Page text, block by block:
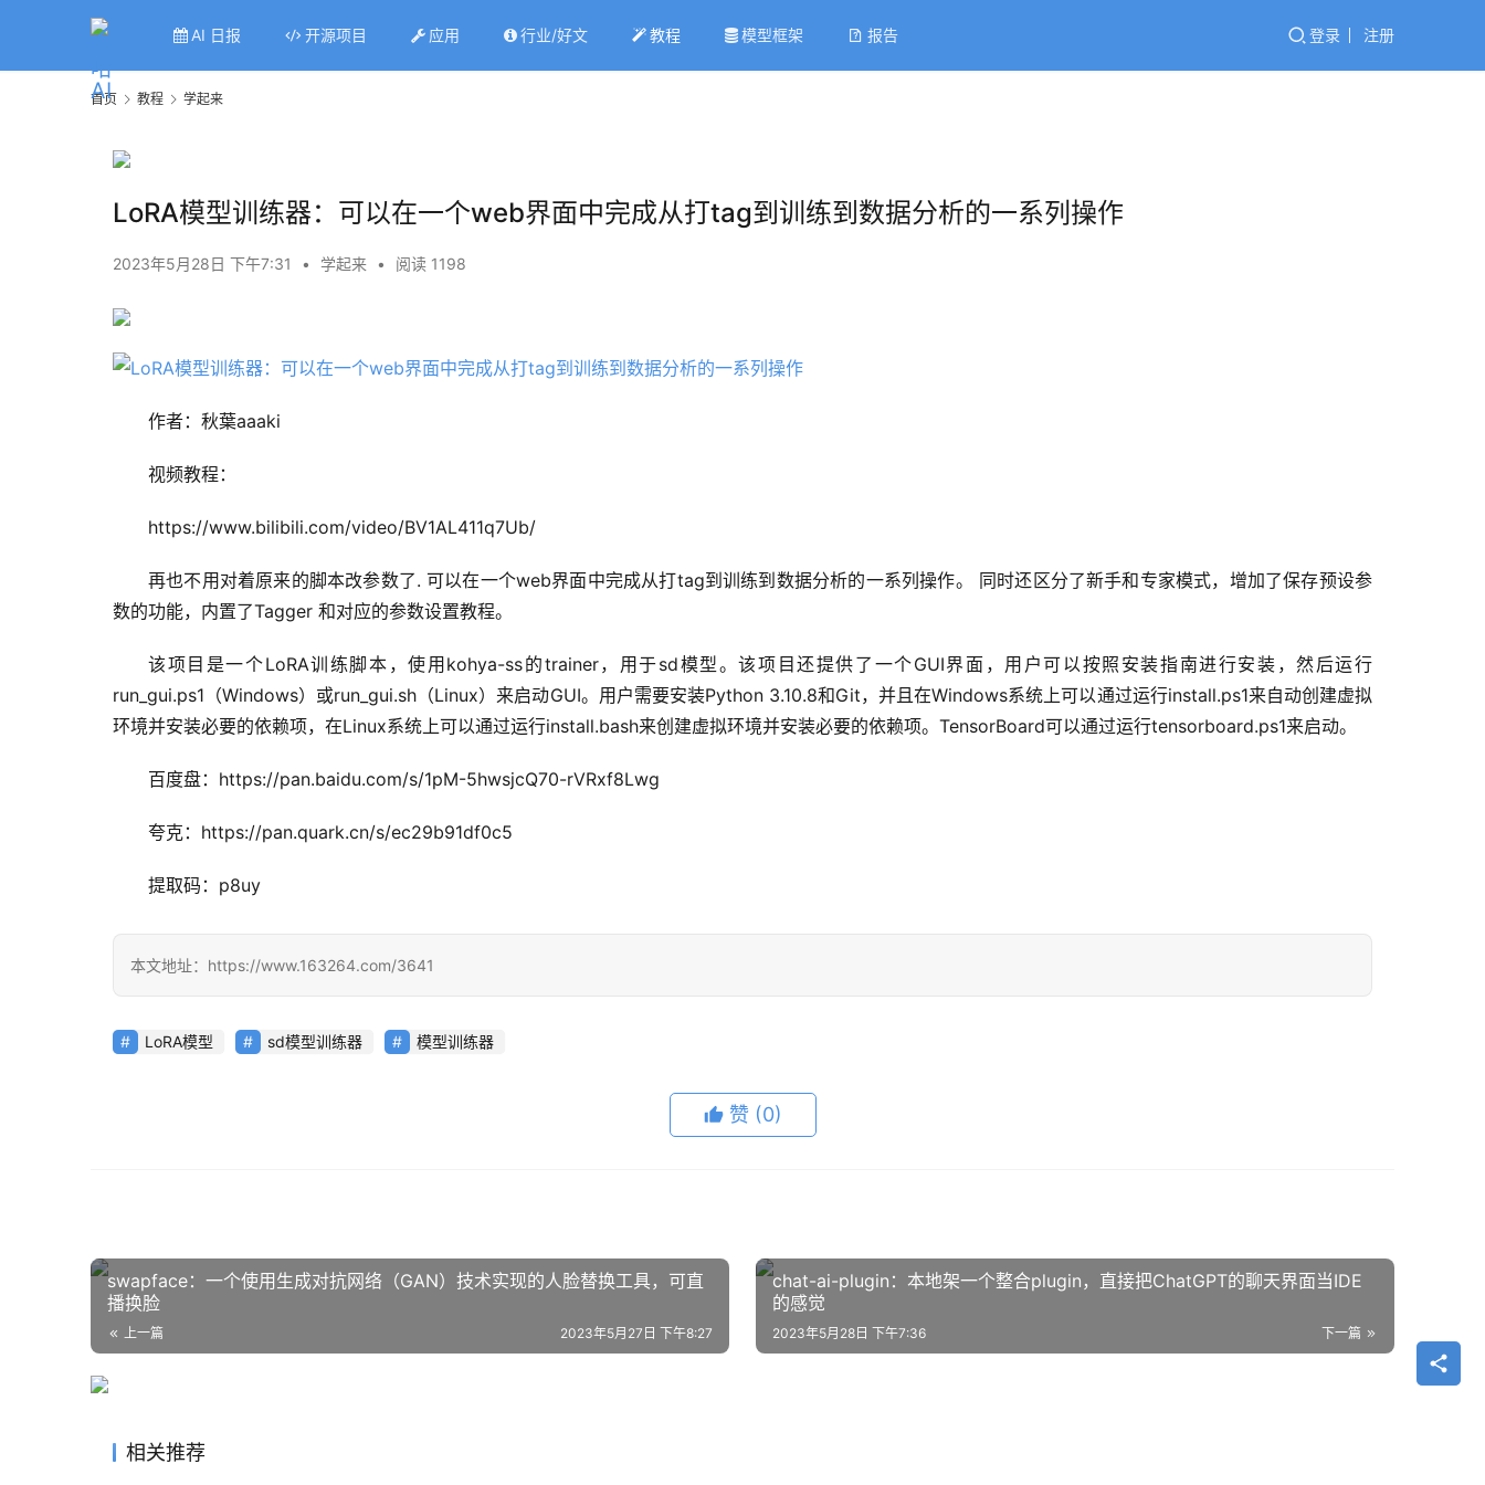
AI 日报 开源项目 应用 行业/好文 教程 模型框架 报告 登录 注册
首页 教程 学起来
LoRA模型训练器：可以在一个web界面中完成从打tag到训练到数据分析的一系列操作
2023年5月28日 下午7:31 • 学起来 • 阅读 1198
作者：秋葉aaaki
视频教程：
https://www.bilibili.com/video/BV1AL411q7Ub/
再也不用对着原来的脚本改参数了. 可以在一个web界面中完成从打tag到训练到数据分析的一系列操作。 同时还区分了新手和专家模式，增加了保存预设参
数的功能，内置了Tagger 和对应的参数设置教程。
该项目是一个LoRA训练脚本，使用kohya-ss的trainer，用于sd模型。该项目还提供了一个GUI界面，用户可以按照安装指南进行安装，然后运行
run_gui.ps1（Windows）或run_gui.sh（Linux）来启动GUI。用户需要安装Python 3.10.8和Git，并且在Windows系统上可以通过运行install.ps1来自动创建虚拟
环境并安装必要的依赖项，在Linux系统上可以通过运行install.bash来创建虚拟环境并安装必要的依赖项。TensorBoard可以通过运行tensorboard.ps1来启动。
百度盘：https://pan.baidu.com/s/1pM-5hwsjcQ70-rVRxf8Lwg
夸克：https://pan.quark.cn/s/ec29b91df0c5
提取码：p8uy
本文地址：https://www.163264.com/3641
LoRA模型 sd模型训练器 模型训练器
赞 (0)
swapface：一个使用生成对抗网络（GAN）技术实现的人脸替换工具，可直
播换脸
上一篇 2023年5月27日 下午8:27
chat-ai-plugin：本地架一个整合plugin，直接把ChatGPT的聊天界面当IDE
的感觉
下一篇
2023年5月28日 下午7:36
相关推荐